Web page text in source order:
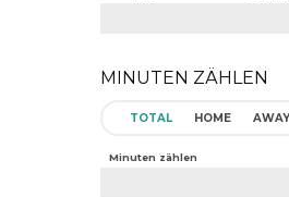
MINUTEN ZÄHLEN
TOTAL HOME AWAY
Minuten zählen